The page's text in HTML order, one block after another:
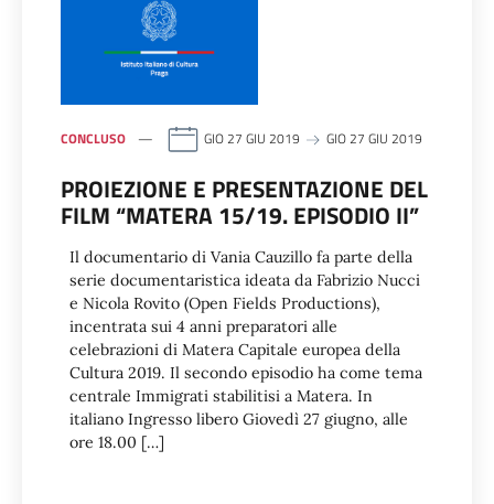
CONCLUSO GIO 27 GIU 2019 GIO 27 GIU 2019
PROIEZIONE E PRESENTAZIONE DEL
FILM “MATERA 15/19. EPISODIO II”
Il documentario di Vania Cauzillo fa parte della
serie documentaristica ideata da Fabrizio Nucci
e Nicola Rovito (Open Fields Productions),
incentrata sui 4 anni preparatori alle
celebrazioni di Matera Capitale europea della
Cultura 2019. Il secondo episodio ha come tema
centrale Immigrati stabilitisi a Matera. In
italiano Ingresso libero Giovedì 27 giugno, alle
ore 18.00 […]